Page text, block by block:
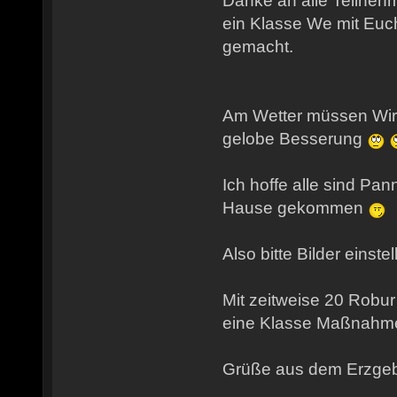
ein Klasse We mit
gemacht.
Am Wetter müssen
gelobe Besserung
Ich hoffe alle sind
Hause gekommen
Also bitte Bilder
Mit zeitweise 20
eine Klasse
Grüße aus dem